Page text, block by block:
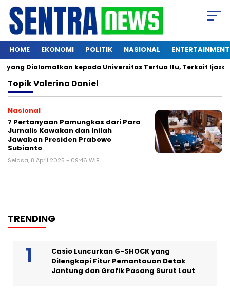
HOME EKONOMI POLITIK NASIONAL ENTERTAINMENT
yang Dialamatkan kepada Universitas Tertua Itu, Terkait Ijazah
TopikValerina Daniel
Nasional
7 Pertanyaan Pamungkas dari Para
Jurnalis Kawakan dan Inilah
Jawaban Presiden Prabowo
Subianto
Selasa, 8 April 2025 - 09:46 WIB
TRENDING
Casio Luncurkan G-SHOCK yang
Dilengkapi Fitur Pemantauan Detak
Jantung dan Grafik Pasang Surut Laut